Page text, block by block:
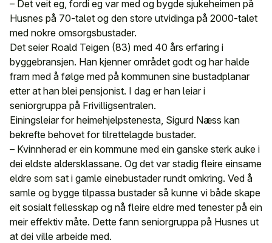
– Det veit eg, fordi eg var med og bygde sjukeheimen på
Husnes på 70-talet og den store utvidinga på 2000-talet
med nokre omsorgsbustader.
Det seier Roald Teigen (83) med 40 års erfaring i
byggebransjen. Han kjenner området godt og har halde
fram med å følge med på kommunen sine bustadplanar
etter at han blei pensjonist. I dag er han leiar i
seniorgruppa på Frivilligsentralen.
Einingsleiar for heimehjelpstenesta, Sigurd Næss kan
bekrefte behovet for tilrettelagde bustader.
– Kvinnherad er ein kommune med ein ganske sterk auke i
dei eldste aldersklassane. Og det var stadig fleire einsame
eldre som sat i gamle einebustader rundt omkring. Ved å
samle og bygge tilpassa bustader så kunne vi både skape
eit sosialt fellesskap og nå fleire eldre med tenester på ein
meir effektiv måte. Dette fann seniorgruppa på Husnes ut
at dei ville arbeide med.